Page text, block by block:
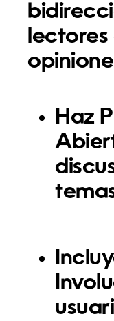
lectores
Haz